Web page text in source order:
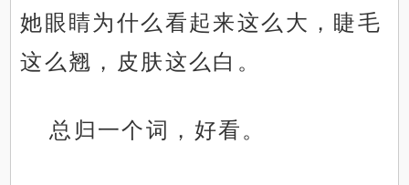
她眼睛为什么看起来这么大，睫毛
这么翘，皮肤这么白。
总归一个词，好看。